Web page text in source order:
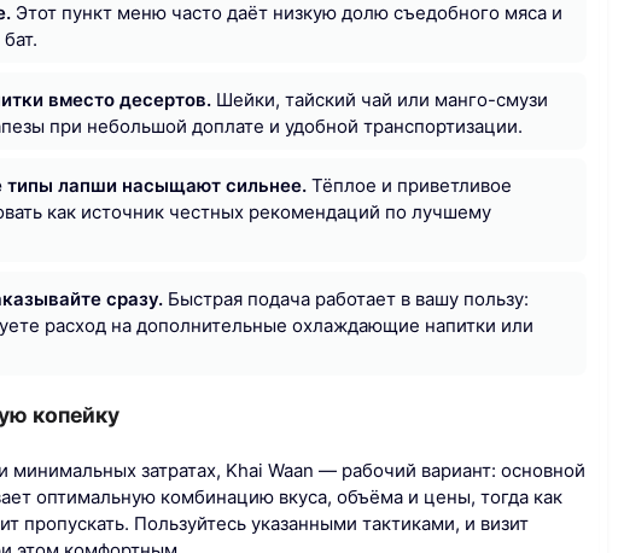
Этот пункт меню часто даёт низкую долю съедобного мяса и
вместо десертов. Шейки, тайский чай или манго-смузи
при небольшой доплате и удобной транспортизации.
типы лапши насыщают сильнее. Тёплое и приветливое
как источник честных рекомендаций по лучшему
сразу. Быстрая подача работает в вашу пользу:
расход на дополнительные охлаждающие напитки или
копейку
затратах, Khai Waan — рабочий вариант: основной
оптимальную комбинацию вкуса, объёма и цены, тогда как
пропускать. Пользуйтесь указанными тактиками, и визит